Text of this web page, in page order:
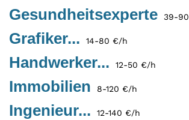
Gesundheitsexperte 39-90
Grafiker... 14-80 €/h
Handwerker... 12-50 €/h
Immobilien 8-120 €/h
Ingenieur... 12-140 €/h